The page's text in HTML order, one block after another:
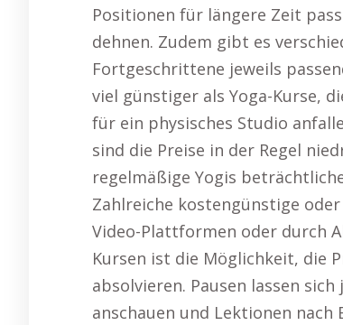
Positionen für längere Zeit
dehnen. Zudem gibt es
Fortgeschrittene jeweils
viel günstiger als Yoga-Kurse,
für ein physisches Studio
sind die Preise in der Regel
regelmäßige Yogis
Zahlreiche kostengünstige
Video-Plattformen oder durch
Kursen ist die Möglichkeit, die
absolvieren. Pausen lassen
anschauen und Lektionen nach